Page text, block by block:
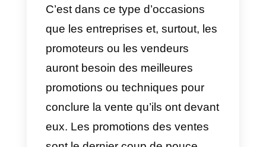
lorsque le produit ou le service
très bon. Cependant, il arrive qu’il
soit extrêmement nécessaire de
lancer des promotions pour
conclure une vente ou lorsque
nous voulons garder un client et